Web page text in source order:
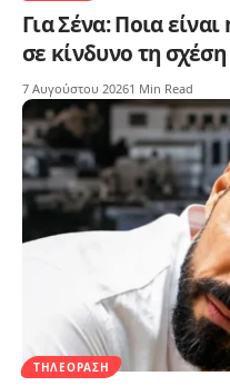
Για Σένα: Ποια
σε κίνδυνο τη
7 Αυγούστου 20261 Min Read
ΤΗΛΕΌΡΑΣΗ